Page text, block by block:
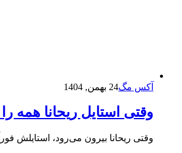
آکس مگ24 بهمن, 1404
وقتی استایل ریحانا همه
وقتی ریحانا بیرون می‌رود، استایلش